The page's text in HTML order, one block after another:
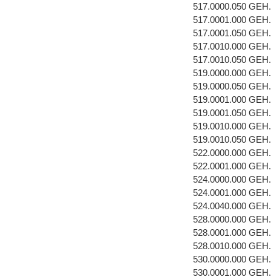
517.0000.050
517.0001.000
517.0001.050
517.0010.000
517.0010.050
519.0000.000
519.0000.050
519.0001.000
519.0001.050
519.0010.000
519.0010.050
522.0000.000
522.0001.000
524.0000.000
524.0001.000
524.0040.000
528.0000.000
528.0001.000
528.0010.000
530.0000.000
530.0001.000